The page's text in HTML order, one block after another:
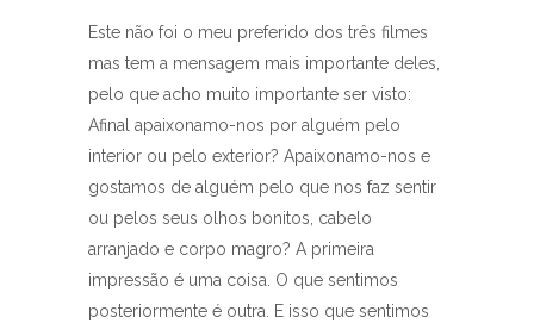
Este não foi o meu preferido dos três filmes
mas tem a mensagem mais importante deles,
pelo que acho muito importante ser visto:
Afinal apaixonamo-nos por alguém pelo
interior ou pelo exterior? Apaixonamo-nos e
gostamos de alguém pelo que nos faz sentir
ou pelos seus olhos bonitos, cabelo
arranjado e corpo magro? A primeira
impressão é uma coisa. O que sentimos
posteriormente é outra. E isso que sentimos